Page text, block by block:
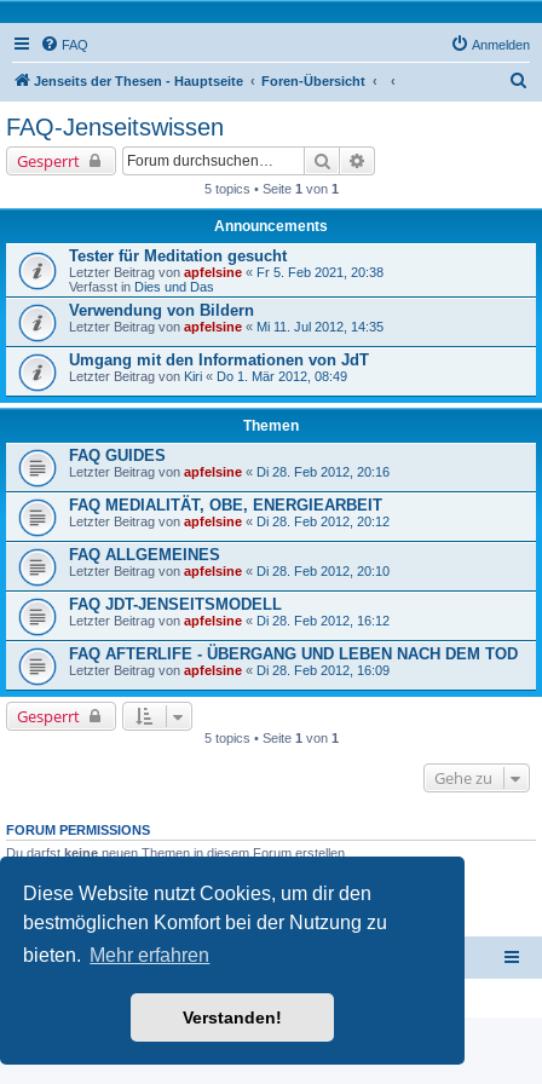
Diese Website nutzt Cookies, um dir den
bestmöglichen Komfort bei der Nutzung zu
bieten. Mehr erfahren
Verstanden!
FAQ Anmelden
Jenseits der Thesen - Hauptseite Foren-Übersicht
FAQ-Jenseitswissen
Gesperrt Suche
5 topics • Seite 1 von 1
Announcements
Tester für Meditation gesucht
Letzter Beitrag von apfelsine « Fr 5. Feb 2021, 20:38
Verfasst in Dies und Das
Verwendung von Bildern
Letzter Beitrag von apfelsine « Mi 11. Jul 2012, 14:35
Umgang mit den Informationen von JdT
Letzter Beitrag von Kiri « Do 1. Mär 2012, 08:49
Themen
FAQ GUIDES
Letzter Beitrag von apfelsine « Di 28. Feb 2012, 20:16
FAQ MEDIALITÄT, OBE, ENERGIEARBEIT
Letzter Beitrag von apfelsine « Di 28. Feb 2012, 20:12
FAQ ALLGEMEINES
Letzter Beitrag von apfelsine « Di 28. Feb 2012, 20:10
FAQ JDT-JENSEITSMODELL
Letzter Beitrag von apfelsine « Di 28. Feb 2012, 16:12
FAQ AFTERLIFE - ÜBERGANG UND LEBEN NACH DEM TOD
Letzter Beitrag von apfelsine « Di 28. Feb 2012, 16:09
Gesperrt
5 topics • Seite 1 von 1
Gehe zu
FORUM PERMISSIONS
Du darfst keine neuen Themen in diesem Forum erstellen.
Du darfst deine Beiträge in diesem Forum nicht ändern.
Du darfst deine Beiträge in diesem Forumnichtlöschen.
Du darfstkeine Dateianhänge in diesem Forum erstellen.
Jenseits der Thesen - Hauptseite
Powered byphpBB® Forum Software © phpBB Limited